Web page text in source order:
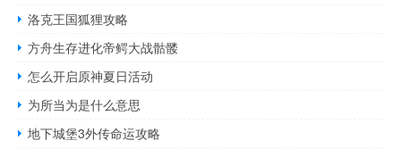
洛克王国狐狸攻略
方舟生存进化帝鳄大战骷髅
怎么开启原神夏日活动
为所当为是什么意思
地下城堡3外传命运攻略